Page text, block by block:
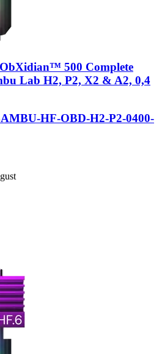
500 Complete
Lab H2, P2, X2 & A2, 0,4
HF-OBD-H2-P2-0400-